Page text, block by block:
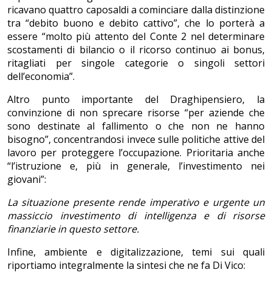
ricavano quattro caposaldi a cominciare dalla distinzione
tra “debito buono e debito cattivo”, che lo porterà a
essere “molto più attento del Conte 2 nel determinare
scostamenti di bilancio o il ricorso continuo ai bonus,
ritagliati per singole categorie o singoli settori
dell’economia”.
Altro punto importante del Draghipensiero, la
convinzione di non sprecare risorse “per aziende che
sono destinate al fallimento o che non ne hanno
bisogno”, concentrandosi invece sulle politiche attive del
lavoro per proteggere l’occupazione. Prioritaria anche
“l’istruzione e, più in generale, l’investimento nei
giovani”:
La situazione presente rende imperativo e urgente un
massiccio investimento di intelligenza e di risorse
finanziarie in questo settore.
Infine, ambiente e digitalizzazione, temi sui quali
riportiamo integralmente la sintesi che ne fa Di Vico: